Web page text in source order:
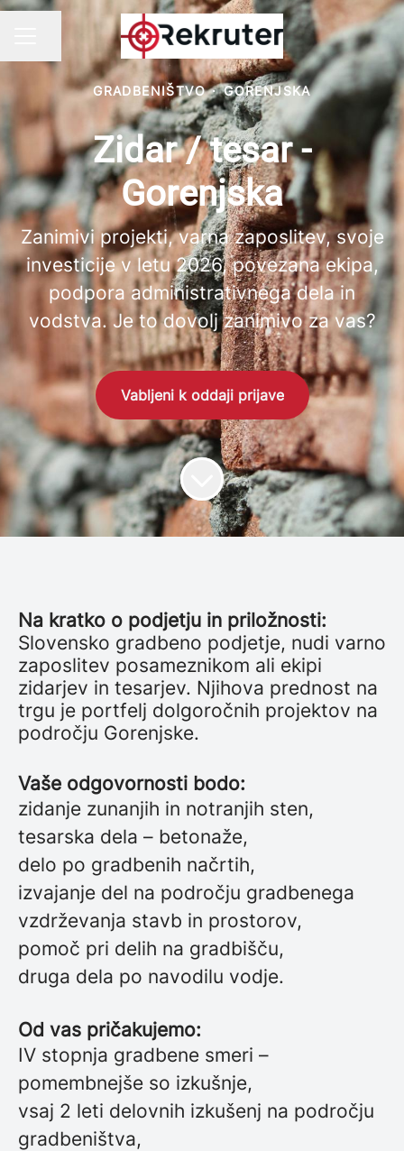
KARIERNI MENI
Ali lahko delite stran
GRADBENIŠTVO · GORENJSKA
Zidar / tesar -
Gorenjska
Zanimivi projekti, varna zaposlitev, svoje
investicije v letu 2026, povezana ekipa,
podpora administrativnega dela in
vodstva. Je to dovolj zanimivo za vas?
Vabljeni k oddaji prijave
Na kratko o podjetju in priložnosti:
Slovensko gradbeno podjetje, nudi varno
zaposlitev posameznikom ali ekipi
zidarjev in tesarjev. Njihova prednost na
trgu je portfelj dolgoročnih projektov na
področju Gorenjske.
Vaše odgovornosti bodo:
zidanje zunanjih in notranjih sten,
tesarska dela – betonaže,
delo po gradbenih načrtih,
izvajanje del na področju gradbenega
vzdrževanja stavb in prostorov,
pomoč pri delih na gradbišču,
druga dela po navodilu vodje.
Od vas pričakujemo:
IV stopnja gradbene smeri –
pomembnejše so izkušnje,
vsaj 2 leti delovnih izkušenj na področju
gradbeništva,